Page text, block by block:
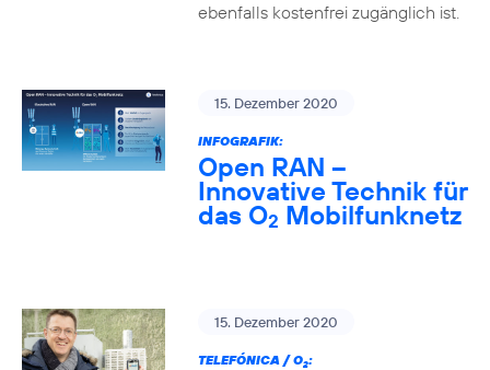
ebenfalls kostenfrei zugänglich ist.
15. Dezember 2020
INFOGRAFIK:
Open RAN –
Innovative Technik für
das O2 Mobilfunknetz
15. Dezember 2020
TELEFÓNICA / O2: